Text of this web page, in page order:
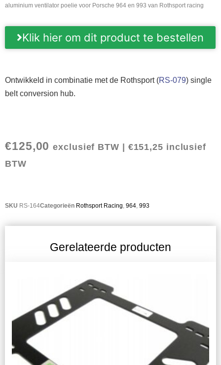
aluminium ventilator poelie voor Porsche 964 en 993 van Rothsport racing
Klik hier om dit product te bestellen
Ontwikkeld in combinatie met de Rothsport (RS-079) single
belt conversion hub.
€125,00 exclusief BTW | €151,25 inclusief
BTW
SKU RS-164Categorieën Rothsport Racing 964 993
Gerelateerde producten